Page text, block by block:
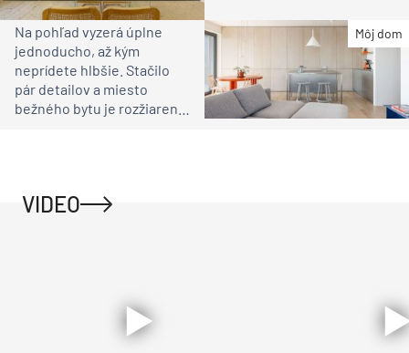
Môj dom
Na pohľad vyzerá úplne
jednoducho, až kým
neprídete hlbšie. Stačilo
pár detailov a miesto
bežného bytu je rozžiarené
VIDEO